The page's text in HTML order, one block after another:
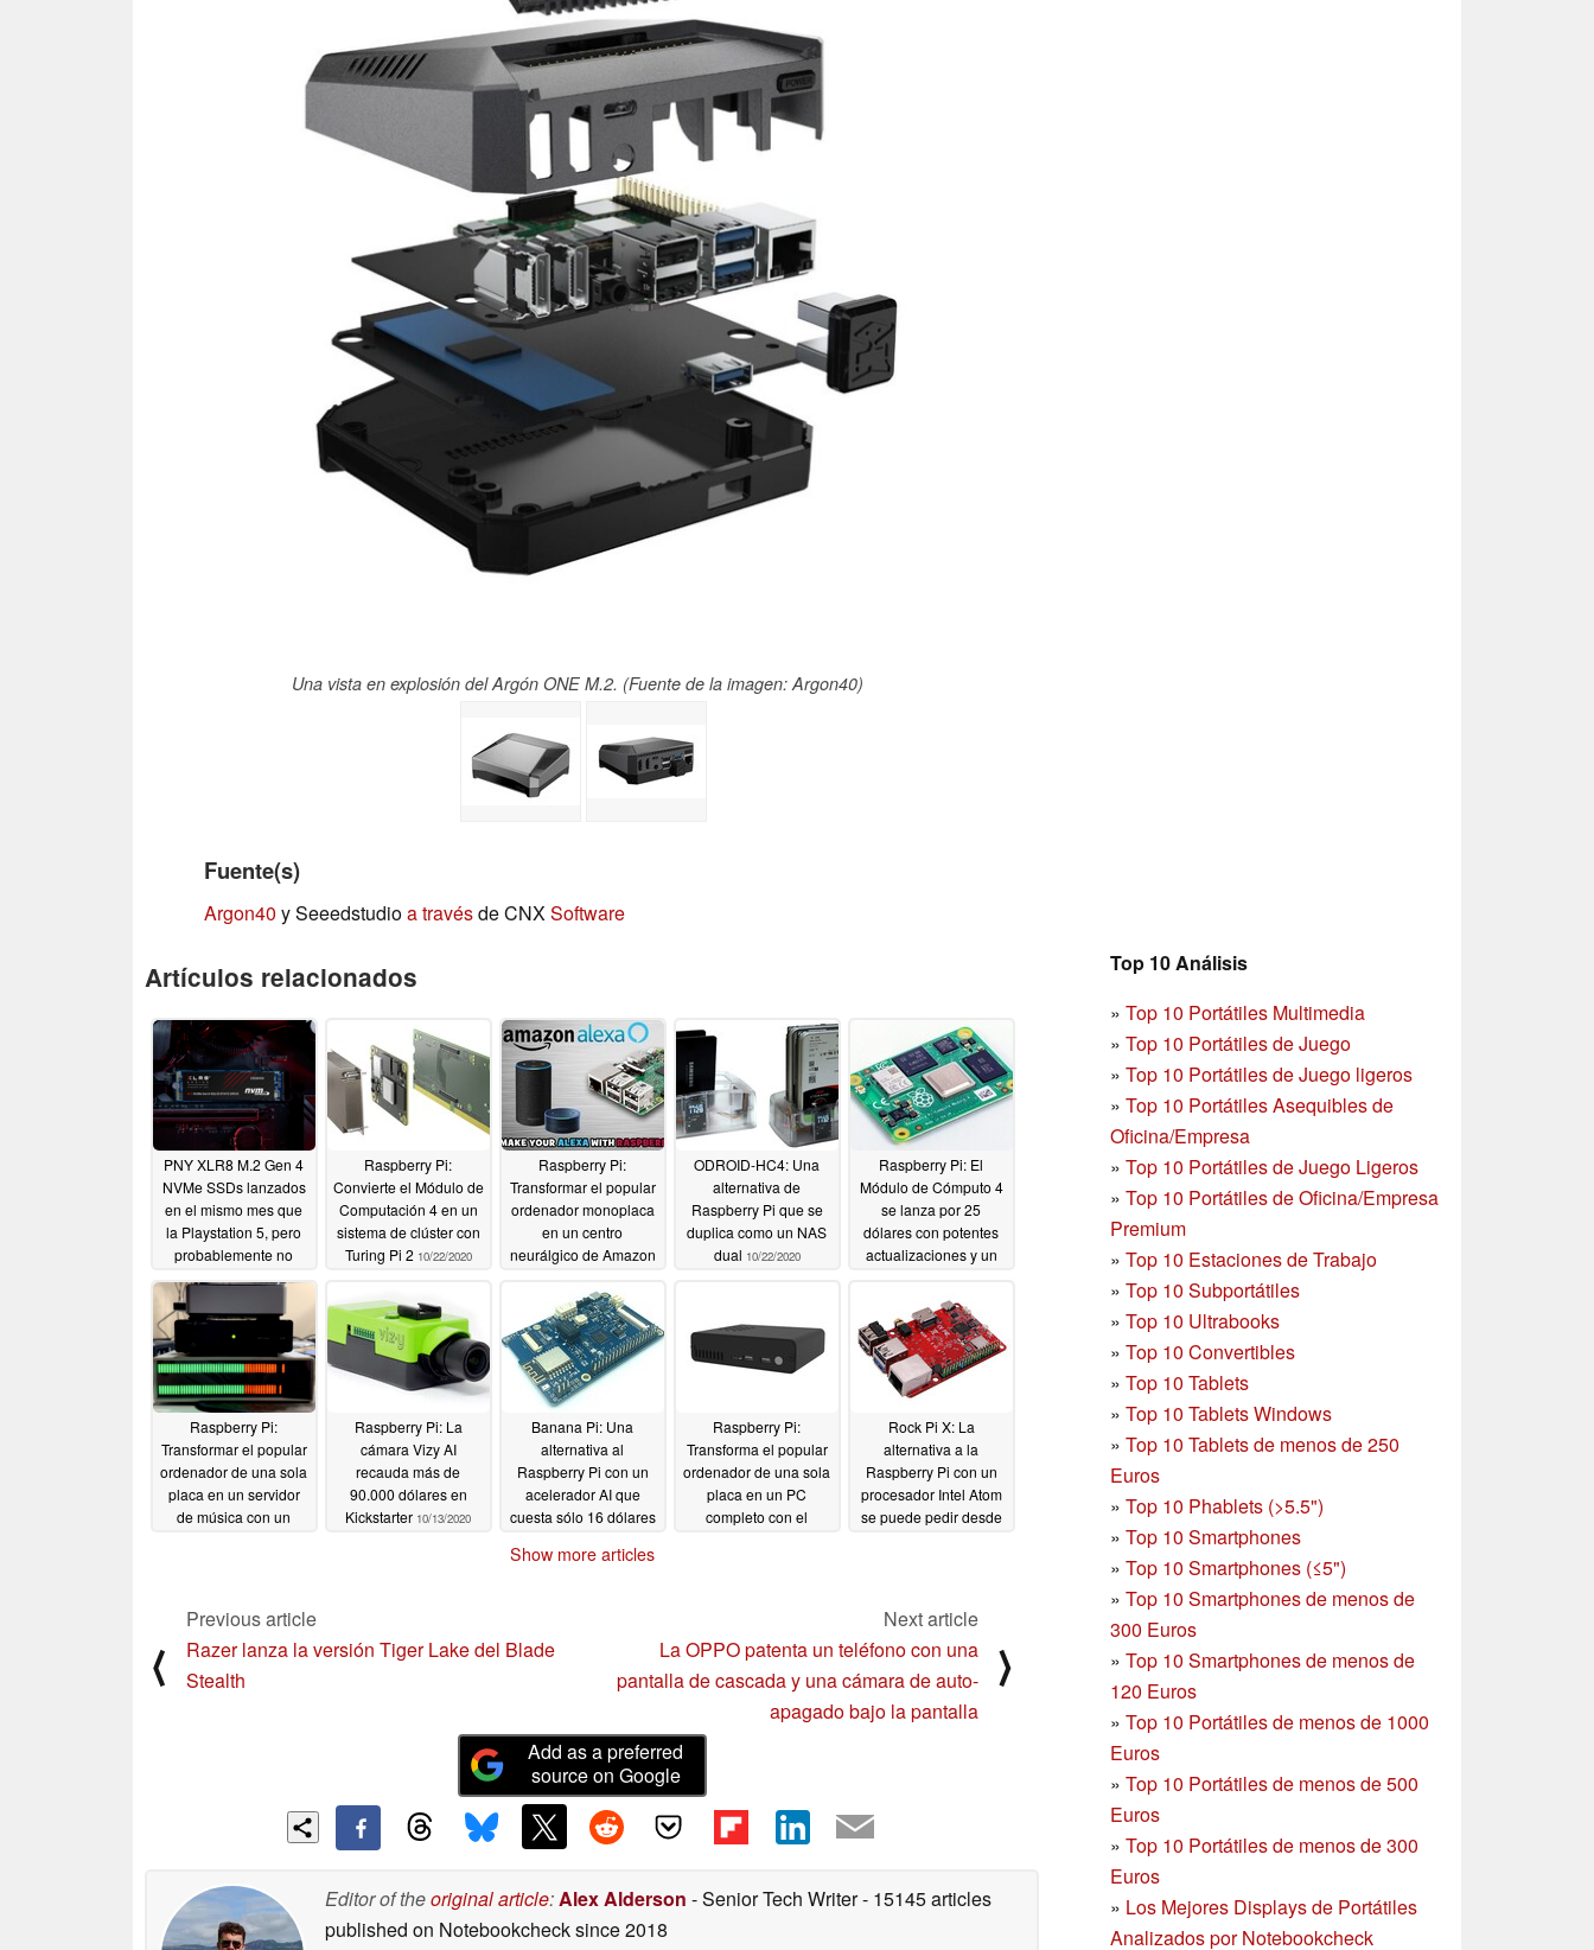
Una vista en explosión del Argón ONE M.2. (Fuente de la imagen: Argon40)
Fuente(s)
Argon40 y Seeedstudioa travésde CNX Software
Top 10 Análisis
» Top 10 Portátiles Multimedia
» Top 10 Portátiles de Juego
» Top 10 Portátiles de Juego ligeros
» Top 10 Portátiles Asequibles de
Oficina/Empresa
» Top 10 Portátiles de Juego Ligeros
» Top 10 Portátiles de Oficina/Empresa
Premium
» Top 10 Estaciones de Trabajo
» Top 10 Subportátiles
» Top 10 Ultrabooks
» Top 10 Convertibles
» Top 10 Tablets
» Top 10 Tablets Windows
» Top 10 Tablets de menos de 250
Euros
» Top 10 Phablets (>5.5")
» Top 10 Smartphones
» Top 10 Smartphones (≤5")
» Top 10 Smartphones de menos de
300 Euros
» Top 10 Smartphonesde menos de
120 Euros
» Top 10 Portátiles de menos de 1000
Euros
» Top 10 Portátiles de menos de 500
Euros
» Top 10 Portátiles de menos de 300
Euros
» Los Mejores Displays de Portátiles
Analizados por Notebookcheck
Artículos relacionados
PNY XLR8 M.2 Gen 4
NVMe SSDs lanzados
en el mismo mes que
la Playstation 5, pero
probablemente no
Raspberry Pi:
Convierte el Módulo de
Computación 4 en un
sistema de clúster con
Turing Pi 2 10/22/2020
Raspberry Pi:
Transformar el popular
ordenador monoplaca
en un centro
neurálgico de Amazon
ODROID-HC4: Una
alternativa de
Raspberry Pi que se
duplica como un NAS
dual 10/22/2020
Raspberry Pi: El
Módulo de Cómputo 4
se lanza por 25
dólares con potentes
actualizaciones y un
10/20/2020
Raspberry Pi:
Transformar el popular
ordenador de una sola
placa en un servidor
de música con un
Raspberry Pi: La
cámara Vizy AI
recauda más de
90.000 dólares en
Kickstarter 10/13/2020
Banana Pi: Una
alternativa al
Raspberry Pi con un
acelerador AI que
cuesta sólo 16 dólares
Raspberry Pi:
Transforma el popular
ordenador de una sola
placa en un PC
completo con el
Rock Pi X: La
alternativa a la
Raspberry Pi con un
procesador Intel Atom
se puede pedir desde
Show more articles
⟨
Previous article
Razer lanza la versión Tiger Lake del Blade
Stealth
Next article
La OPPO patenta un teléfono con una
pantalla de cascada y una cámara de auto-
apagado bajo la pantalla
⟩
Add as a preferred
source on Google
Editor of theoriginal article:Alex Alderson - Senior Tech Writer- 15145 articles
published on Notebookchecksince 2018